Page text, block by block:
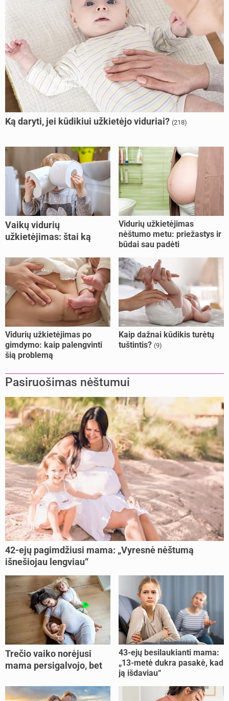
Ką daryti, jei kūdikiui užkietėjo viduriai? (218)
Vaikų vidurių
užkietėjimas: štai ką
Vidurių užkietėjimas
nėštumo metu: priežastys ir
būdai sau padėti
Vidurių užkietėjimas po
gimdymo: kaip palengvinti
šią problemą
Kaip dažnai kūdikis turėtų
tuštintis? (9)
Pasiruošimas nėštumui
42-ejų pagimdžiusi mama: „Vyresnė nėštumą
išnešiojau lengviau“
Trečio vaiko norėjusi
mama persigalvojo, bet
šoke“
43-ejų besilaukianti mama:
„13-metė dukra pasakė, kad
ją išdaviau“